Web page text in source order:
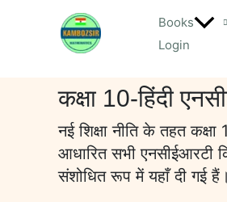
Books
Login
कक्षा 10-हिंदी
नई शिक्षा नीति के तहत
आधारित सभी
संशोधित रूप में यहाँ दी गई